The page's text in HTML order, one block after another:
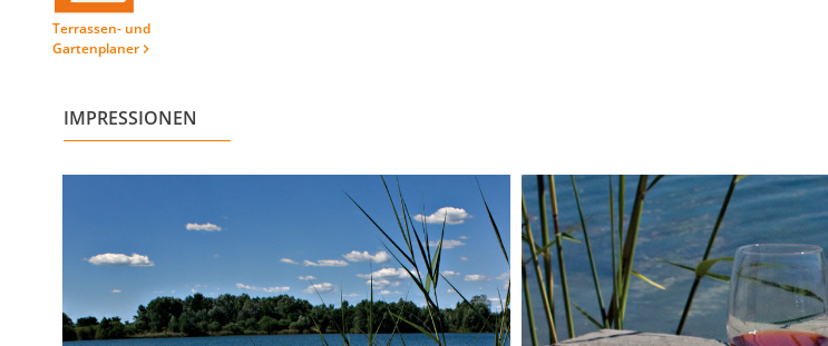
Terrassen- und
Gartenplanerkeyboard_arrow_right
IMPRESSIONEN